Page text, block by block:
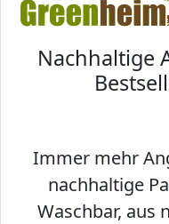
Nachhaltige
Immer mehr
nachhaltige
Waschbar, aus